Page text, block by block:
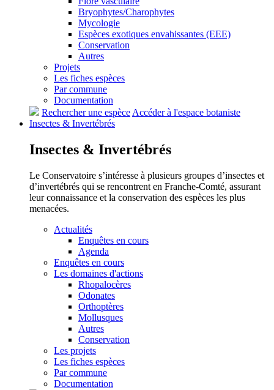
Bryophytes/Charophytes
Mycologie
Espèces exotiques envahissantes (EEE)
Conservation
Autres
Projets
Les fiches espèces
Par commune
Documentation
Rechercher une espèceAccéder à l'espace botaniste
Insectes & Invertébrés
Insectes & Invertébrés
Le Conservatoire s’intéresse à plusieurs groupes d’insectes et
d’invertébrés qui se rencontrent en Franche-Comté, assurant
leur connaissance et la conservation des espèces les plus
menacées.
Actualités
Enquêtes en cours
Agenda
Enquêtes en cours
Les domaines d'actions
Rhopalocères
Odonates
Orthoptères
Mollusques
Autres
Conservation
Les projets
Les fiches espèces
Par commune
Documentation